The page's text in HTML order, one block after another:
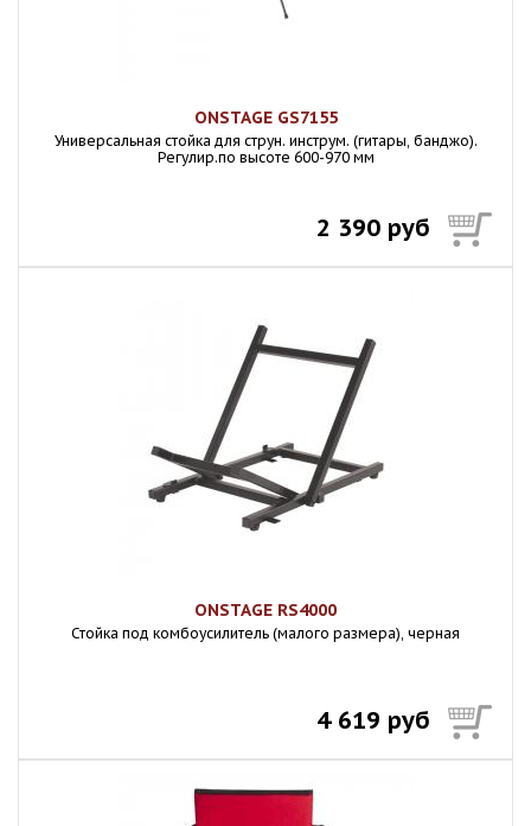
ONSTAGE GS7155
Универсальная стойка для струн. инструм. (гитары, банджо).
Регулир.по высоте 600-970 мм
2 390 руб
ONSTAGE RS4000
Стойка под комбоусилитель (малого размера), черная
4 619 руб